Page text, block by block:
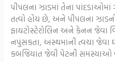
પીપલના ઝાડમાં તેના
તત્વો હોય છે, અને પીપલના
ફાયટોસ્ટેરોલિન અને કેનન જેવા
નપુંસકતા, અસ્થમાની ત્વચા જેવા
કબજિયાત જેવી પેટની સમસ્યાઓ